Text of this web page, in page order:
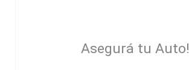
Asegurá tu Auto!